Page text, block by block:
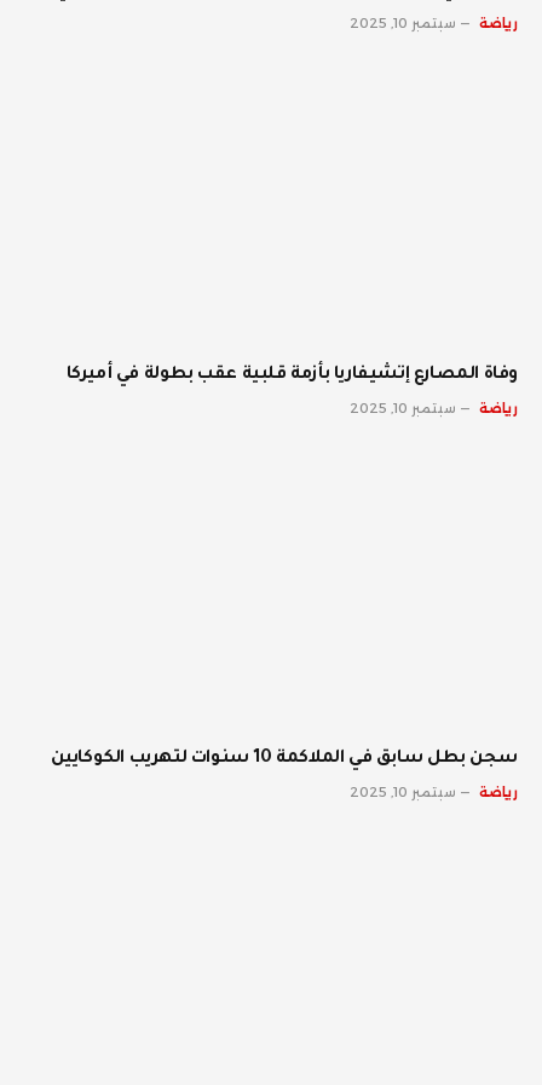
رياضة سبتمبر 10, 2025
وفاة المصارع إتشيفاريا بأزمة قلبية عقب بطولة في أميركا
رياضة سبتمبر 10, 2025
سجن بطل سابق في الملاكمة 10 سنوات لتهريب الكوكايين
رياضة سبتمبر 10, 2025